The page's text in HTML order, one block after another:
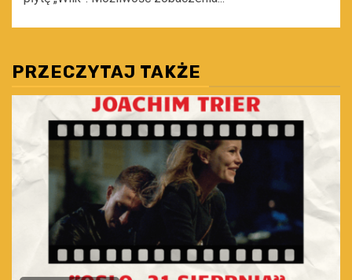
PRZECZYTAJ TAKŻE